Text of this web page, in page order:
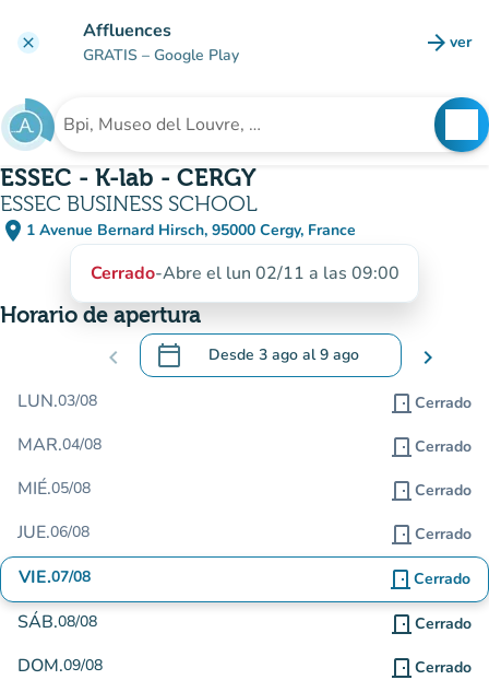
clear Affluences
GRATIS – Google Play arrow_forward ver
Buscar un establecimiento
ESSEC - K-lab - CERGY
ESSEC BUSINESS SCHOOL
place 1 Avenue Bernard Hirsch, 95000 Cergy, France
(abrir en Google Maps)
(nueva pestaña)
Cerrado-Abre el lun 02/11 a las 09:00
Horario de apertura
chevron_left calendar_today Desde 3 ago al9 ago
.Abra el calendario para cambiar las
chevron_right
LUN.03/08 door_front Cerrado
MAR.04/08 door_front Cerrado
MIÉ.05/08 door_front Cerrado
JUE.06/08 door_front Cerrado
VIE.07/08 door_front Cerrado
SÁB.08/08 door_front Cerrado
DOM.09/08 door_front Cerrado